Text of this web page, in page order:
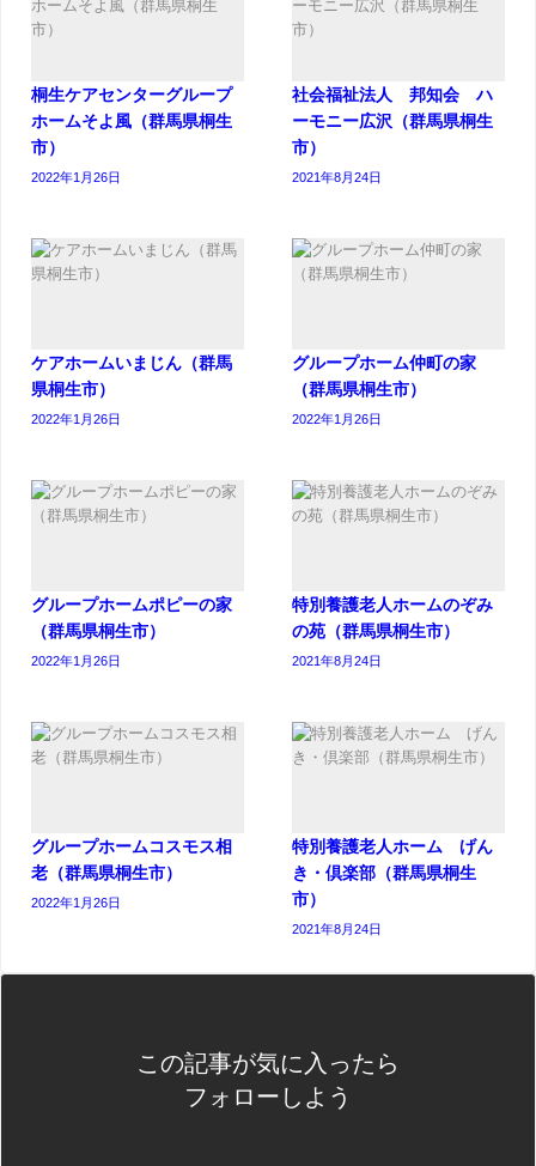
桐生ケアセンターグループ
ホームそよ風（群馬県桐生
市）
2022年1月26日
社会福祉法人 邦知会 ハ
ーモニー広沢（群馬県桐生
市）
2021年8月24日
ケアホームいまじん（群馬
県桐生市）
2022年1月26日
グループホーム仲町の家
（群馬県桐生市）
2022年1月26日
グループホームポピーの家
（群馬県桐生市）
2022年1月26日
特別養護老人ホームのぞみ
の苑（群馬県桐生市）
2021年8月24日
グループホームコスモス相
老（群馬県桐生市）
2022年1月26日
特別養護老人ホーム げん
き・倶楽部（群馬県桐生
市）
2021年8月24日
この記事が気に入ったら
フォローしよう